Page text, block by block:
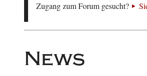
Zugang zum Forum gesucht?
News